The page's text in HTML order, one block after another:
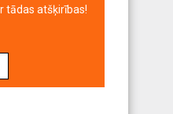
tādas atšķirības!